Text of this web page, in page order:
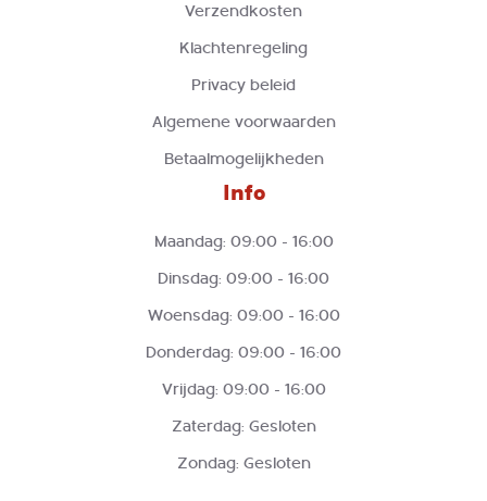
Verzendkosten
Klachtenregeling
Privacy beleid
Algemene voorwaarden
Betaalmogelijkheden
Info
Maandag: 09:00 - 16:00
Dinsdag: 09:00 - 16:00
Woensdag: 09:00 - 16:00
Donderdag: 09:00 - 16:00
Vrijdag: 09:00 - 16:00
Zaterdag: Gesloten
Zondag: Gesloten